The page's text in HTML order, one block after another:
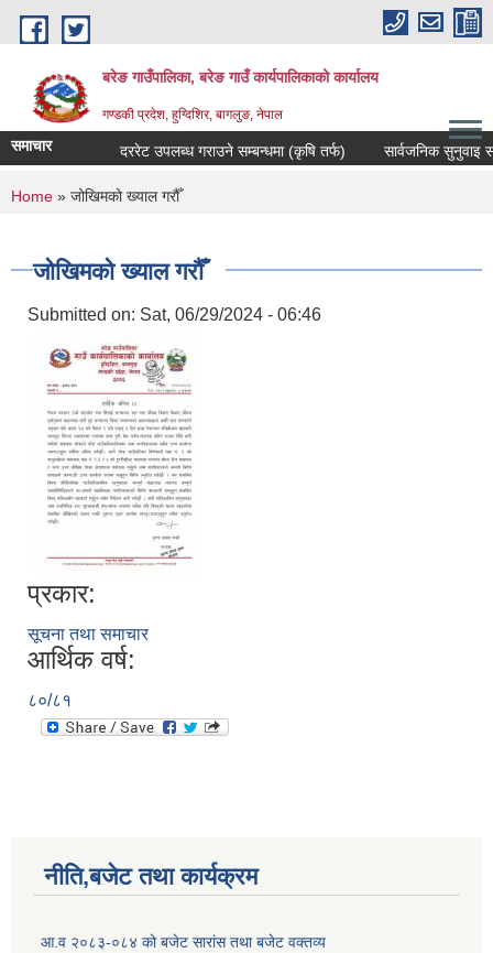
Skip to main content
बरेङ गाउँपालिका, बरेङ गाउँ कार्यपालिकाको कार्यालय
गण्डकी प्रदेश, हुग्दिशिर, बागलुङ, नेपाल
समाचार दररेट उपलब्ध गराउने सम्बन्धमा (कृषि तर्फ) सार्वजनिक सुनुवाइ
You are here
Home » जोखिमको ख्याल गरौँ
जोखिमको ख्याल गरौँ
Submitted on: Sat, 06/29/2024 - 06:46
प्रकार:
सूचना तथा समाचार
आर्थिक वर्ष:
८०/८१
नीति,बजेट तथा कार्यक्रम
आ.व २०८३-०८४ को बजेट सारांस तथा बजेट वक्तव्य